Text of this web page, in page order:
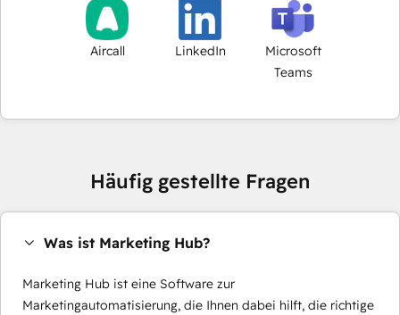
Aircall LinkedIn
Microsoft
Teams
Häufig gestellte Fragen
Was ist Marketing Hub?
Marketing Hub ist eine Software zur
Marketingautomatisierung, die Ihnen dabei hilft, die richtige